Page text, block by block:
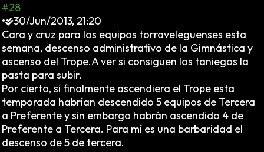
#28
•
30/Jun/2013, 21:20
Cara y cruz para los equipos torraveleguenses esta
semana, descenso administrativo de la Gimnástica y
ascenso del Trope.A ver si consiguen los taniegos la
pasta para subir.
Por cierto, si finalmente ascendiera el Trope esta
temporada habrían descendido 5 equipos de Tercera
a Preferente y sin embargo habrán ascendido 4 de
Preferente a Tercera. Para mí es una barbaridad el
descenso de 5 de tercera.